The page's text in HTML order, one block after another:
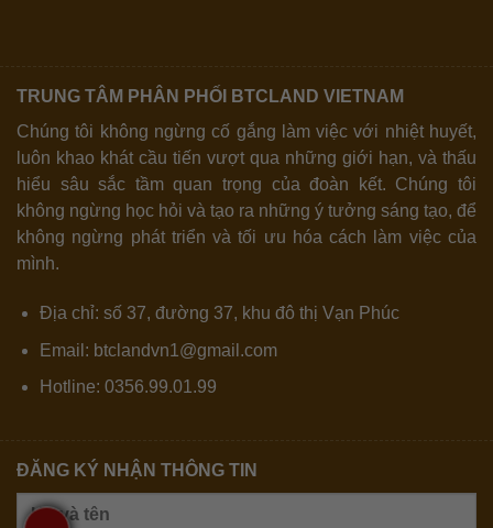
TRUNG TÂM PHÂN PHỐI BTCLAND VIETNAM
Chúng tôi không ngừng cố gắng làm việc với nhiệt huyết,
luôn khao khát cầu tiến vượt qua những giới hạn, và thấu
hiểu sâu sắc tầm quan trọng của đoàn kết. Chúng tôi
không ngừng học hỏi và tạo ra những ý tưởng sáng tạo, để
không ngừng phát triển và tối ưu hóa cách làm việc của
mình.
Địa chỉ: số 37, đường 37, khu đô thị Vạn Phúc
Email: btclandvn1@gmail.com
Hotline: 0356.99.01.99
ĐĂNG KÝ NHẬN THÔNG TIN